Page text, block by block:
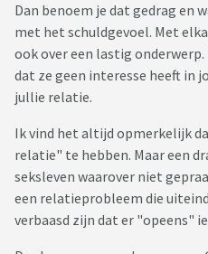
Dan benoem je dat gedrag en
met het schuldgevoel. Met
ook over een lastig
dat ze geen interesse heeft in
jullie relatie.
Ik vind het altijd opmerkelijk
relatie" te hebben. Maar een
seksleven waarover niet
een relatieprobleem die
verbaasd zijn dat er "opeens"